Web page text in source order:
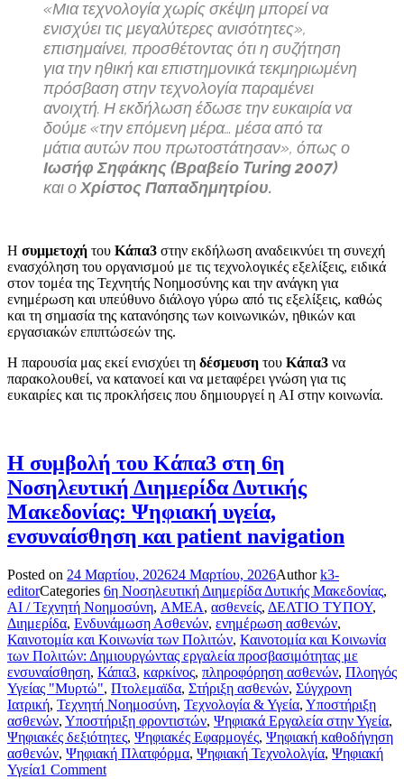
«Μια τεχνολογία χωρίς σκέψη μπορεί να
ενισχύει τις μεγαλύτερες ανισότητες»,
επισημαίνει, προσθέτοντας ότι η συζήτηση
για την ηθική και επιστημονικά τεκμηριωμένη
πρόσβαση στην τεχνολογία παραμένει
ανοιχτή. Η εκδήλωση έδωσε την ευκαιρία να
δούμε «την επόμενη μέρα… μέσα από τα
μάτια αυτών που πρωτοστάτησαν», όπως ο
Ιωσήφ Σηφάκης (Βραβείο Turing 2007)
και οΧρίστος Παπαδημητρίου.
Η συμμετοχή του Κάπα3 στην εκδήλωση αναδεικνύει τη συνεχή
ενασχόληση του οργανισμού με τις τεχνολογικές εξελίξεις, ειδικά
στον τομέα της Τεχνητής Νοημοσύνης και την ανάγκη για
ενημέρωση και υπεύθυνο διάλογο γύρω από τις εξελίξεις, καθώς
και τη σημασία της κατανόησης των κοινωνικών, ηθικών και
εργασιακών επιπτώσεών της.
Η παρουσία μας εκεί ενισχύει τη δέσμευση του Κάπα3 να
παρακολουθεί, να κατανοεί και να μεταφέρει γνώση για τις
ευκαιρίες και τις προκλήσεις που δημιουργεί η AI στην κοινωνία.
Η συμβολή του Κάπα3 στη 6η
Νοσηλευτική Διημερίδα Δυτικής
Μακεδονίας: Ψηφιακή υγεία,
ενσυναίσθηση και patient navigation
Posted on 24 Μαρτίου, 202624 Μαρτίου, 2026Authork3-
editorCategories 6η Νοσηλευτική Διημερίδα Δυτικής Μακεδονίας,
AI / Τεχνητή Νοημοσύνη, AMEA, ασθενείς, ΔΕΛΤΙΟ ΤΥΠΟΥ,
Διημερίδα, Ενδυνάμωση Ασθενών, ενημέρωση ασθενών,
Καινοτομία και Κοινωνία των Πολιτών, Καινοτομία και Κοινωνία
των Πολιτών: Δημιουργώντας εργαλεία προσβασιμότητας με
ενσυναίσθηση, Κάπα3, καρκίνος, πληροφόρηση ασθενών, Πλοηγός
Υγείας "Μυρτώ", Πτολεμαϊδα, Στήριξη ασθενών, Σύγχρονη
Ιατρική, Τεχνητή Νοημοσύνη, Τεχνολογία & Υγεία, Υποστήριξη
ασθενών, Υποστήριξη φροντιστών, Ψηφιακά Εργαλεία στην Υγεία,
Ψηφιακές δεξιότητες, Ψηφιακές Εφαρμογές, Ψηφιακή καθοδήγηση
ασθενών, Ψηφιακή Πλατφόρμα, Ψηφιακή Τεχνολολγία, Ψηφιακή
Υγεία1 Comment